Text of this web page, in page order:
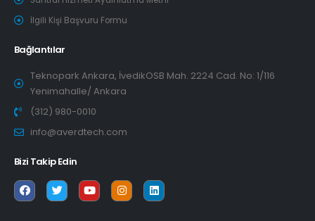
İlgili Kişi Başvuru Formu
Bağlantılar
Teknopark Ankara, İvedikOSB Mah. 2224 Cad. No: 1/116
Yenimahalle/ Ankara
(312) 980-0010
info@averdtech.com
Bizi Takip Edin